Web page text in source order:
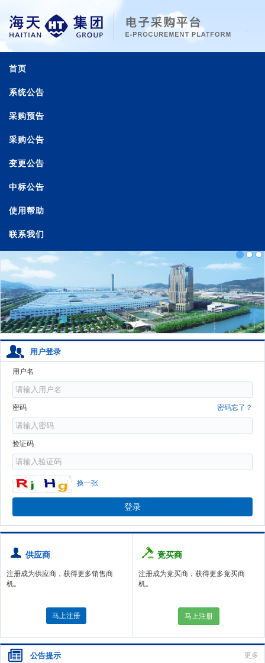
首页
系统公告
采购预告
采购公告
变更公告
中标公告
使用帮助
联系我们
用户登录
用户名
密码忘了？
密码
验证码
换一张
登录
供应商
注册成为供应商，获得更多销售商
机。
马上注册
竞买商
注册成为竞买商，获得更多竞买商
机。
马上注册
更多
公告提示